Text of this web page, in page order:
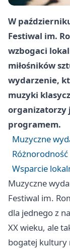
W
Festiwal im.
wzbogaci
miłośników
wydarzenie,
muzyki
organizatorzy
programem.
Muzyczne
Wsparcie
Muzyczne
Festiwal im.
dla jednego z
XX wieku, ale
bogatej kultury